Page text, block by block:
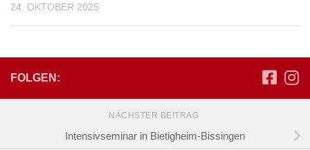
24. OKTOBER 2025
FOLGEN:
NÄCHSTER BEITRAG
Intensivseminar in Bietigheim-Bissingen